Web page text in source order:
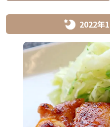
2022年